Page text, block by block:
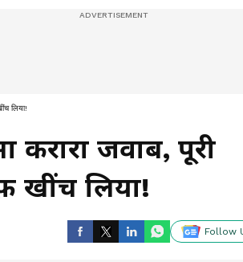
लिया!
करारा जवाब, पूरी
खींच लिया!
Follow